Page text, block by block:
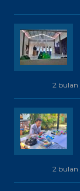
2 bulan
2 bulan